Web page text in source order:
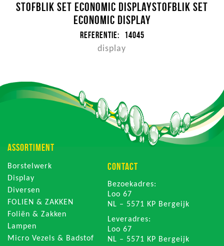
Stofblik set Economic DISPLAYStofblik set
Economic DISPLAY
Referentie: 14045
display
ASSORTIMENT
Borstelwerk
Display
Diversen
FOLIEN & ZAKKEN
Foliën & Zakken
Lampen
Micro Vezels & Badstof
CONTACT
Bezoekadres:
Loo 67
NL – 5571 KP Bergeijk
Leveradres:
Loo 67
NL – 5571 KP Bergeijk